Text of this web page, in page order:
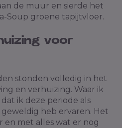
de muur en sierde het
Sou p groene tapijtvloer.
voor
stonden volledig in het
en verhuizing. Waar ik
ik deze periode als
heb ervaren. Het
en met alles wat er nog